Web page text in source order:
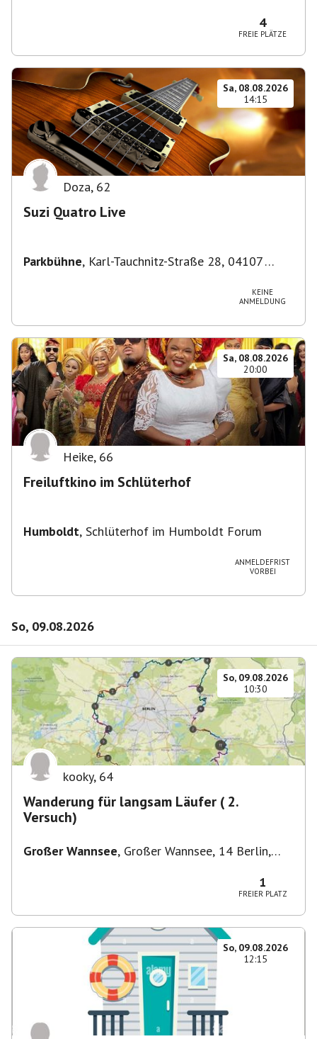
4
FREIE PLÄTZE
Sa, 08.08.2026
14:15
Doza, 62
Suzi Quatro Live
Parkbühne, Karl-Tauchnitz-Straße 28, 04107
KEINE
ANMELDUNG
Sa, 08.08.2026
20:00
Heike, 66
Freiluftkino im Schlüterhof
Humboldt, Schlüterhof im Humboldt Forum
ANMELDEFRIST
VORBEI
So, 09.08.2026
So, 09.08.2026
10:30
kooky, 64
Wanderung für langsam Läufer ( 2.
Versuch)
Großer Wannsee, Großer Wannsee, 14 Berlin,
1
FREIER PLATZ
So, 09.08.2026
12:15